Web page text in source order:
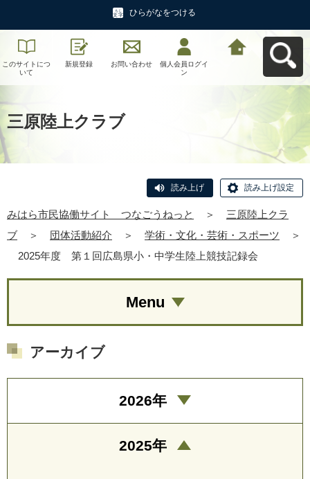
ひらがなをつける
このサイトにつ
いて
新規登録 お問い合わせ
個人会員ログイ
ン
三原陸上クラブ
読み上げ 読み上げ設定
みはら市民協働サイト つなごうねっと ＞
三原陸上クラ
ブ
＞ 団体活動紹介 ＞ 学術・文化・芸術・スポーツ
＞
2025年度 第１回広島県小・中学生陸上競技記録会
Menu
アーカイブ
2026年
2025年